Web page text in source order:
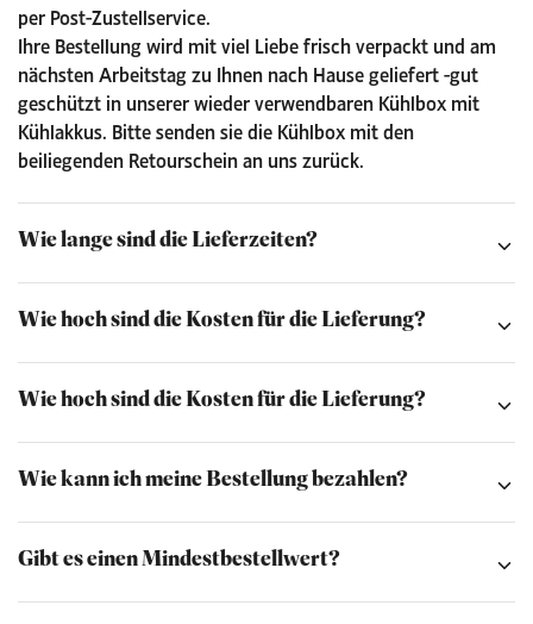
per Post-Zustellservice.
Ihre Bestellung wird mit viel Liebe frisch verpackt und am
nächsten Arbeitstag zu Ihnen nach Hause geliefert -gut
geschützt in unserer wieder verwendbaren Kühlbox mit
Kühlakkus. Bitte senden sie die Kühlbox mit den
beiliegenden Retourschein an uns zurück.
Wie lange sind die Lieferzeiten?
Wie hoch sind die Kosten für die Lieferung?
Wie hoch sind die Kosten für die Lieferung?
Wie kann ich meine Bestellung bezahlen?
Gibt es einen Mindestbestellwert?